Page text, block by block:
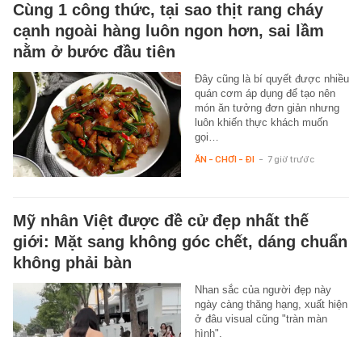
Cùng 1 công thức, tại sao thịt rang cháy
cạnh ngoài hàng luôn ngon hơn, sai lầm
nằm ở bước đầu tiên
Đây cũng là bí quyết được nhiều
quán cơm áp dụng để tạo nên
món ăn tưởng đơn giản nhưng
luôn khiến thực khách muốn
gọi…
ĂN - CHƠI - ĐI - 7 giờ trước
Mỹ nhân Việt được đề cử đẹp nhất thế
giới: Mặt sang không góc chết, dáng chuẩn
không phải bàn
Nhan sắc của người đẹp này
ngày càng thăng hạng, xuất hiện
ở đâu visual cũng "tràn màn
hình".